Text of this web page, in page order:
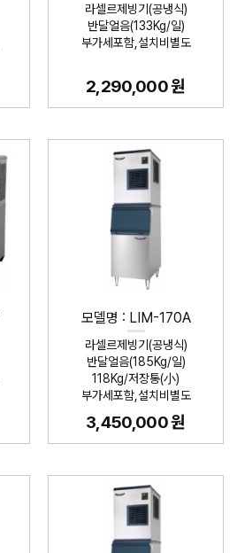
라셀르제빙기(공냉식)
반달얼음(133Kg/일)
부가세포함,설치비별도
2,290,000 원
모델명 : LIM-170A
라셀르제빙기(공냉식)
반달얼음(185Kg/일)
118Kg/저장통(小)
부가세포함,설치비별도
3,450,000 원